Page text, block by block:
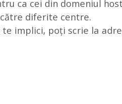
ca cei din domeniul
diferite centre.
implici, poți scrie la